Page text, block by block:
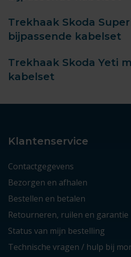
Trekhaak Skoda
bijpassende kabelset
Trekhaak Skoda Yeti
kabelset
Klantenservice
Contactgegevens
Bezorgen en afhalen
Bestellen en betalen
Retourneren, ruilen en garantie
Status van mijn bestelling
Technische vragen / hulp bij